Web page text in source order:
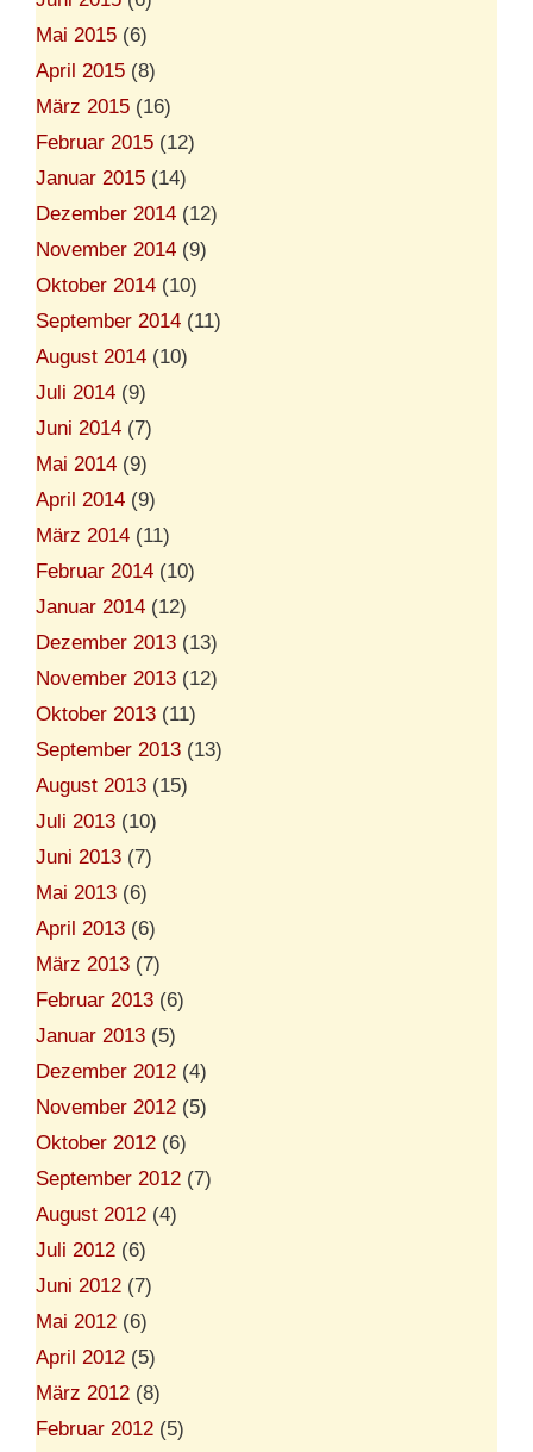
Mai 2015 (6)
April 2015 (8)
März 2015 (16)
Februar 2015 (12)
Januar 2015 (14)
Dezember 2014 (12)
November 2014 (9)
Oktober 2014 (10)
September 2014 (11)
August 2014 (10)
Juli 2014 (9)
Juni 2014 (7)
Mai 2014 (9)
April 2014 (9)
März 2014 (11)
Februar 2014 (10)
Januar 2014 (12)
Dezember 2013 (13)
November 2013 (12)
Oktober 2013 (11)
September 2013 (13)
August 2013 (15)
Juli 2013 (10)
Juni 2013 (7)
Mai 2013 (6)
April 2013 (6)
März 2013 (7)
Februar 2013 (6)
Januar 2013 (5)
Dezember 2012 (4)
November 2012 (5)
Oktober 2012 (6)
September 2012 (7)
August 2012 (4)
Juli 2012 (6)
Juni 2012 (7)
Mai 2012 (6)
April 2012 (5)
März 2012 (8)
Februar 2012 (5)